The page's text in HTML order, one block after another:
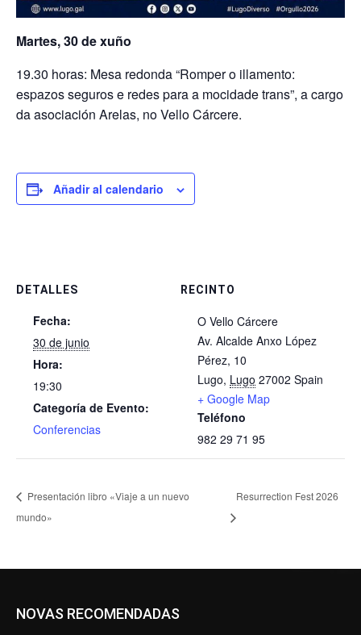
Martes, 30 de xuño
19.30 horas: Mesa redonda “Romper o illamento:
espazos seguros e redes para a mocidade trans”, a cargo
da asociación Arelas, no Vello Cárcere.
Añadir al calendario
DETALLES
Fecha:
30 de junio
Hora:
19:30
Categoría de Evento:
Conferencias
RECINTO
O Vello Cárcere
Av. Alcalde Anxo López
Pérez, 10
Lugo, Lugo 27002 Spain
+ Google Map
Teléfono
982 29 71 95
Presentación libro «Viaje a un nuevo
mundo»
Resurrection Fest 2026
NOVAS RECOMENDADAS